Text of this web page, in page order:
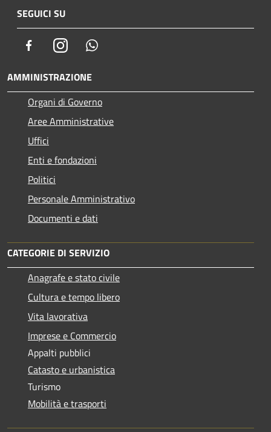
SEGUICI SU
FacebookInstagram
AMMINISTRAZIONE
Organi di Governo
Aree Amministrative
Uffici
Enti e fondazioni
Politici
Personale Amministrativo
Documenti e dati
CATEGORIE DI SERVIZIO
Anagrafe e stato civile
Cultura e tempo libero
Vita lavorativa
Imprese e Commercio
Appalti pubblici
Catasto e urbanistica
Turismo
Mobilità e trasporti